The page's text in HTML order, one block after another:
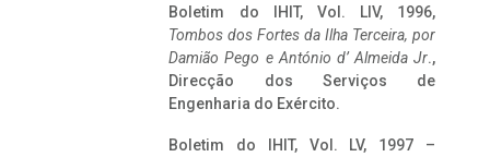
Boletim do IHIT, Vol. LIV, 1996,
Tombos dos Fortes da Ilha Terceira, por
Damião Pego e António d’ Almeida Jr.,
Direcção dos Serviços de
Engenharia do Exército.
Boletim do IHIT, Vol. LV, 1997 –